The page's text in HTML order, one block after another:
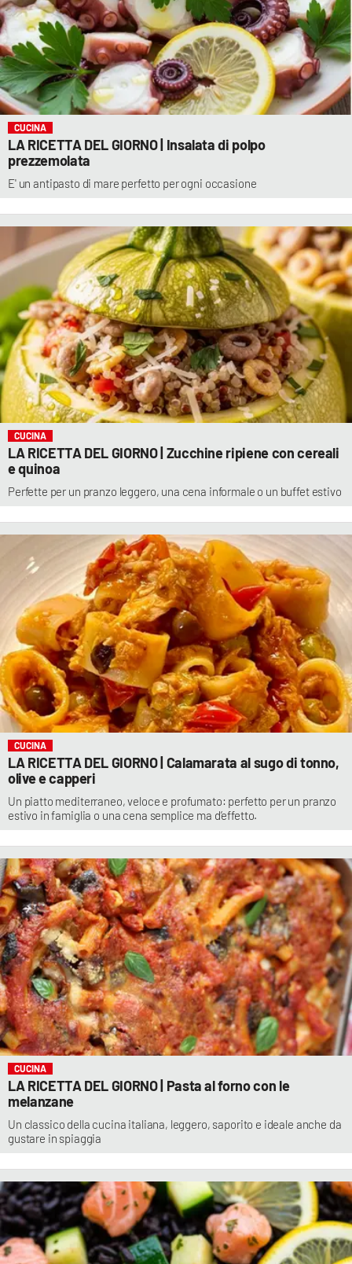
CUCINA
LA RICETTA DEL GIORNO | Insalata di polpo
prezzemolata
E' un antipasto di mare perfetto per ogni occasione
CUCINA
LA RICETTA DEL GIORNO | Zucchine ripiene con cereali
e quinoa
Perfette per un pranzo leggero, una cena informale o un buffet estivo
CUCINA
LA RICETTA DEL GIORNO | Calamarata al sugo di tonno,
olive e capperi
Un piatto mediterraneo, veloce e profumato: perfetto per un pranzo
estivo in famiglia o una cena semplice ma d’effetto.
CUCINA
LA RICETTA DEL GIORNO | Pasta al forno con le
melanzane
Un classico della cucina italiana, leggero, saporito e ideale anche da
gustare in spiaggia